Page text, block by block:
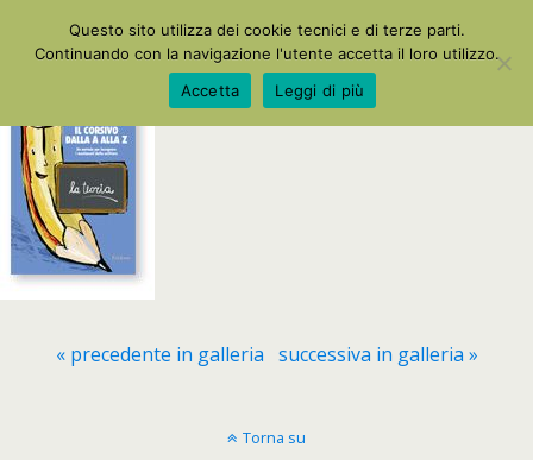
La Mia Maestra
« precedente in galleria successiva in galleria »
Torna su
Questo sito utilizza dei cookie tecnici e di terze parti.
Continuando con la navigazione l'utente accetta il loro utilizzo.
Accetta
Leggi di più